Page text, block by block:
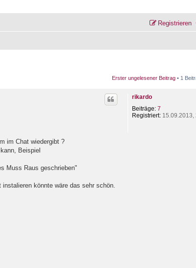
Registrieren
Erster ungelesener Beitrag • 1
rikardo
Beiträge: 7
Registriert: 15.09.2013,
im Chat wiedergibt ?
Beispiel
Muss Raus geschrieben"
könnte wäre das sehr schön.